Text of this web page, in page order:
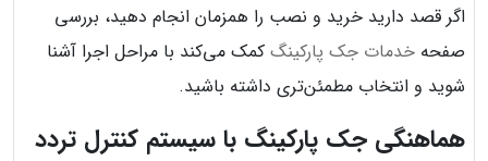
اگر قصد دارید خرید و نصب را همزمان انجام دهید، بررسی
صفحه خدمات جک پارکینگ کمک می‌کند با مراحل اجرا آشنا
شوید و انتخاب مطمئن‌تری داشته باشید.
هماهنگی جک پارکینگ با سیستم کنترل تردد